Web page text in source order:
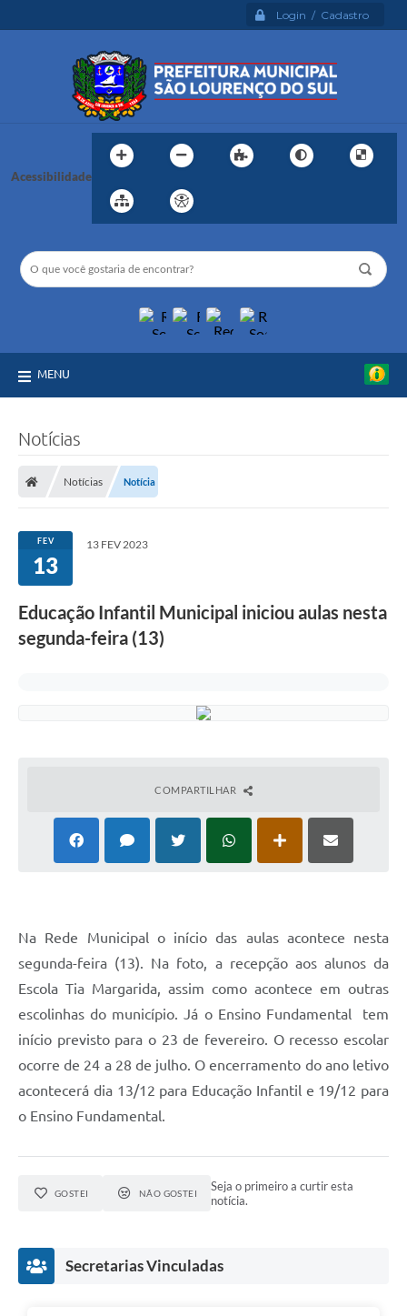
Login / Cadastro
Acessibilidade
MENU
Notícias
Notícias Notícia
FEV
13
13 FEV 2023
Educação Infantil Municipal iniciou aulas nesta
segunda-feira (13)
COMPARTILHAR
Na Rede Municipal o início das aulas acontece nesta
segunda-feira (13). Na foto, a recepção aos alunos da
Escola Tia Margarida, assim como acontece em outras
escolinhas do município. Já o Ensino Fundamental tem
início previsto para o 23 de fevereiro. O recesso escolar
ocorre de 24 a 28 de julho. O encerramento do ano letivo
acontecerá dia 13/12 para Educação Infantil e 19/12 para
o Ensino Fundamental.
GOSTEI NÃO GOSTEI
Seja o primeiro a curtir esta
notícia.
Secretarias Vinculadas